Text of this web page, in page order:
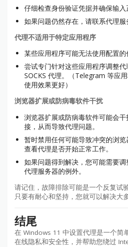
仔细检查身份验证凭据并确保输入
如果问题仍然存在，请联系代理服
代理不适用于特定应用程序
某些应用程序可能无法使用配置的
尝试专门针对这些应用程序调整
SOCKS 代理。（Telegram 等应
使用效果更好）
浏览器扩展或防病毒软件干扰
浏览器扩展或防病毒软件可能会
接，从而导致代理问题。
暂时禁用任何可能导致冲突的浏
查看代理是否开始正常工作。
如果问题得到解决，您可能需要
代理服务器的例外。
请记住，故障排除可能是一个反复试
只要有耐心和坚持，您就可以解决大
结尾
在 Windows 11 中设置代理是一个简
在线隐私和安全性，并帮助您绕过